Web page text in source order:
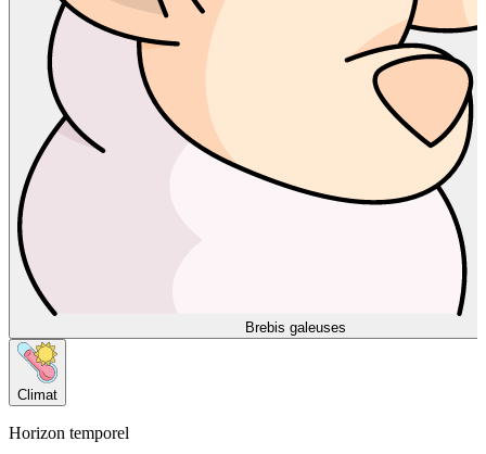
Brebis galeuses
Climat
Horizon temporel